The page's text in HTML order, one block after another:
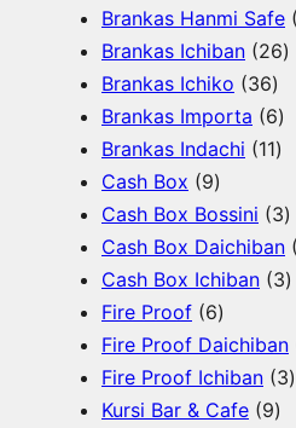
u
k
o
d
u
k
o
d
k
o
d
u
k
7
P
r
o
d
k
Brankas Hanmi Safe
Brankas Ichiban 262
P
d
u
k
Brankas Ichiko 363
6
P
o
d
u
Brankas Importa 66
P
o
d
u
Brankas Indachi 111
P
r
o
u
k
Cash Box 99
P
r
o
d
u
k
Cash Box Bossini 33
P
r
d
u
Cash Box Daichiban
Cash Box Ichiban 33
r
o
Fire Proof 66
P
r
o
Fire Proof Daichiban
Fire Proof Ichiban 33
Kursi Bar & Cafe 99